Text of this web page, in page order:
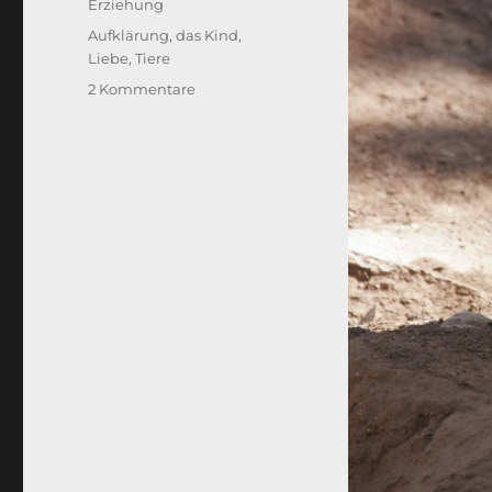
Erziehung
Schlagwörter
Aufklärung,das Kind,
Liebe,Tiere
2 Kommentarezu